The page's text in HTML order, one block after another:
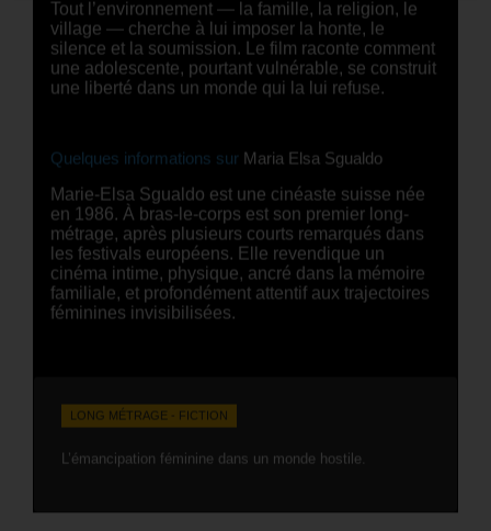
Tout l’environnement — la famille, la religion, le
village — cherche à lui imposer la honte, le
silence et la soumission. Le film raconte comment
une adolescente, pourtant vulnérable, se construit
une liberté dans un monde qui la lui refuse.
Quelques informations sur Maria Elsa Sgualdo
Marie-Elsa Sgualdo est une cinéaste suisse née
en 1986. À bras-le-corps est son premier long-
métrage, après plusieurs courts remarqués dans
les festivals européens. Elle revendique un
cinéma intime, physique, ancré dans la mémoire
familiale, et profondément attentif aux trajectoires
féminines invisibilisées.
LONG MÉTRAGE - FICTION
L’émancipation féminine dans un monde hostile.